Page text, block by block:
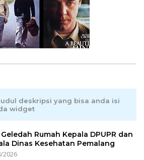
deskripsi yang bisa anda isi
widget
Geledah Rumah Kepala DPUPR dan
Dinas Kesehatan Pemalang
2026